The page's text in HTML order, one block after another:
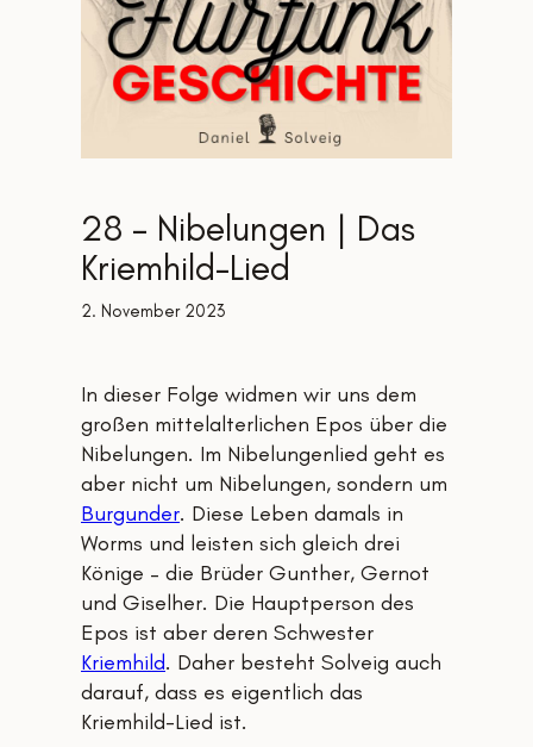
28 – Nibelungen | Das
Kriemhild-Lied
2. November 2023
In dieser Folge widmen wir uns dem
großen mittelalterlichen Epos über die
Nibelungen. Im Nibelungenlied geht es
aber nicht um Nibelungen, sondern um
Burgunder. Diese Leben damals in
Worms und leisten sich gleich drei
Könige – die Brüder Gunther, Gernot
und Giselher. Die Hauptperson des
Epos ist aber deren Schwester
Kriemhild. Daher besteht Solveig auch
darauf, dass es eigentlich das
Kriemhild-Lied ist.